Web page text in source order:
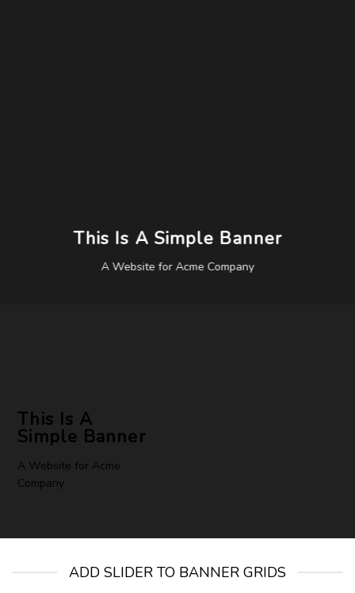
This Is A Simple Banner
A Website for Acme Company
This Is A
Simple Banner
A Website for Acme
Company
ADD SLIDER TO BANNER GRIDS